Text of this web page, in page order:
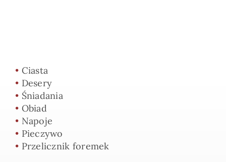
• Ciasta
• Desery
• Śniadania
• Obiad
• Napoje
• Pieczywo
• Przelicznik foremek